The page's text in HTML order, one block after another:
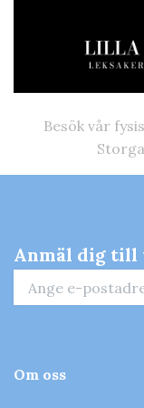
Besök vår
Anmäl dig till
Om oss